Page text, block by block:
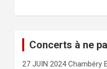
Concerts à ne
27 JUIN 2024 Chambéry